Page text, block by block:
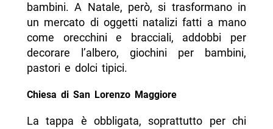
bambini. A Natale, però, si trasformano in
un mercato di oggetti natalizi fatti a mano
come orecchini e bracciali, addobbi per
decorare l’albero, giochini per bambini,
pastori e dolci tipici.
Chiesa di San Lorenzo Maggiore
La tappa è obbligata, soprattutto per chi